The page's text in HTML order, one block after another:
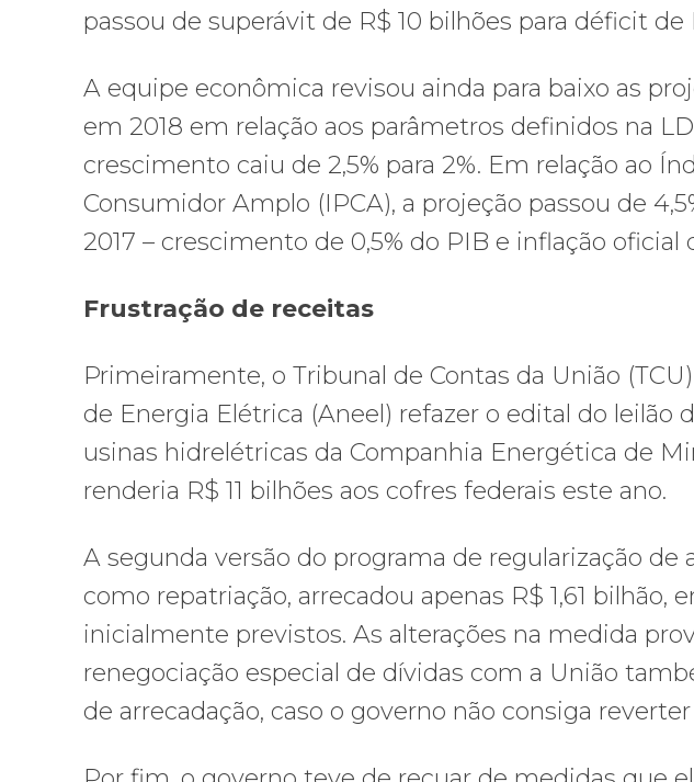
passou de superávit de R$ 10 bilhões para déficit de
A equipe econômica revisou ainda para baixo as
em 2018 em relação aos parâmetros definidos na
crescimento caiu de 2,5% para 2%. Em relação ao
Consumidor Amplo (IPCA), a projeção passou de
2017 – crescimento de 0,5% do PIB e inflação oficial
Frustração de receitas
Primeiramente, o Tribunal de Contas da União
de Energia Elétrica (Aneel) refazer o edital do leilão
usinas hidrelétricas da Companhia Energética de
renderia R$ 11 bilhões aos cofres federais este ano.
A segunda versão do programa de regularização de
como repatriação, arrecadou apenas R$ 1,61 bilhão,
inicialmente previstos. As alterações na medida
renegociação especial de dívidas com a União
de arrecadação, caso o governo não consiga